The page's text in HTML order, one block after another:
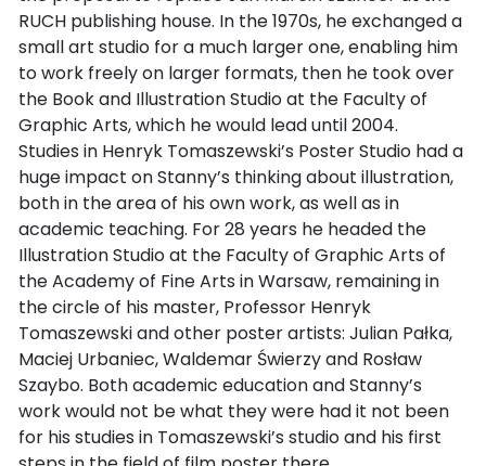
RUCH publishing house. In the 1970s, he exchanged a
small art studio for a much larger one, enabling him
to work freely on larger formats, then he took over
the Book and Illustration Studio at the Faculty of
Graphic Arts, which he would lead until 2004.
Studies in Henryk Tomaszewski’s Poster Studio had a
huge impact on Stanny’s thinking about illustration,
both in the area of his own work, as well as in
academic teaching. For 28 years he headed the
Illustration Studio at the Faculty of Graphic Arts of
the Academy of Fine Arts in Warsaw, remaining in
the circle of his master, Professor Henryk
Tomaszewski and other poster artists: Julian Pałka,
Maciej Urbaniec, Waldemar Świerzy and Rosław
Szaybo. Both academic education and Stanny’s
work would not be what they were had it not been
for his studies in Tomaszewski’s studio and his first